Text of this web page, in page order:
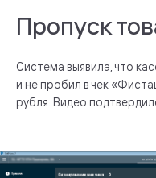
Пропуск
Система выявила, что
и не пробил в чек
рубля. Видео